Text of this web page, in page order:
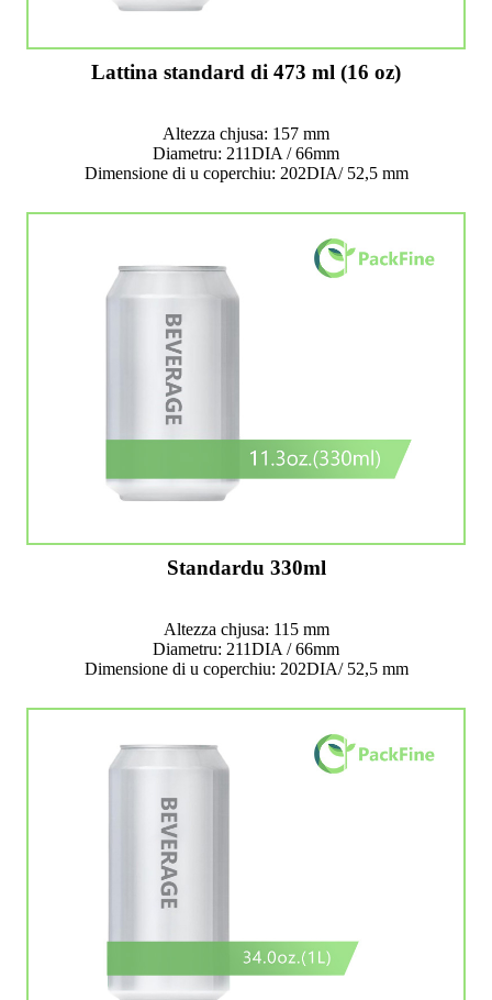
Lattina standard di 473 ml (16 oz)
Altezza chjusa: 157 mm
Diametru: 211DIA / 66mm
Dimensione di u coperchiu: 202DIA/ 52,5 mm
Standardu 330ml
Altezza chjusa: 115 mm
Diametru: 211DIA / 66mm
Dimensione di u coperchiu: 202DIA/ 52,5 mm